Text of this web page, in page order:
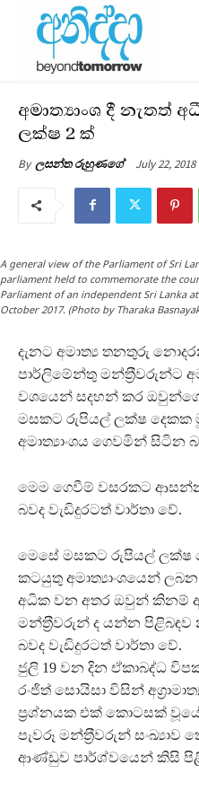
අමාත්‍යාංශ දී
ලක්ෂ 2 ක්
By ලසන්ත රුහුණගේ July 22, 2018
A general view of the Parliament of Sri
parliament held to commemorate the
Parliament of an independent Sri Lanka
October 2017. (Photo by Tharaka
දැනට අමාත්‍ය තනතුරු
පාර්ලිමේන්තු මන්ත‍්‍රීවරුන්ට
වශයෙන් සදහන් කර ඔවුන්ගේ
මසකට රුපියල් ලක්ෂ දෙකක
අමාත්‍යාංශය ගෙවමින් සිටින
මෙම ගෙවීම් වසරකට
බවද වැඩිදුරටත් වාර්තා වේ.
මෙසේ මසකට රුපියල් ලක්ෂ
කටයුතු අමාත්‍යාංශයෙන්
අධික වන අතර ඔවුන් කිනම්
මන්ත‍්‍රීවරුන් ද යන්න
බවද වැඩිදුරටත් වාර්තා වේ.
ජුලි 19 වන දින ඒකාබද්ධ
රංජිත් සොයිසා විසින්
ප‍්‍රශ්නයක එක් කොටසක් වූයේ
පැවරූ මන්ත‍්‍රීවරුන්
ආණ්ඩුව පාර්ශ්වයෙන් කිසි